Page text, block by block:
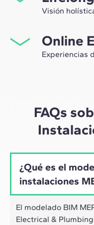
participar en grupos
construcción.
Visión
Máster, te
360º de tu futuro
Online
Experiencias
ritmo híbrido de los
FAQs
¿Qué es el
instalaciones
El modelado BIM
Electrical &